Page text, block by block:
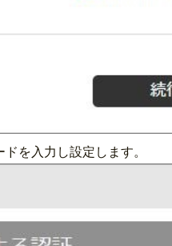
を入力し設定します。